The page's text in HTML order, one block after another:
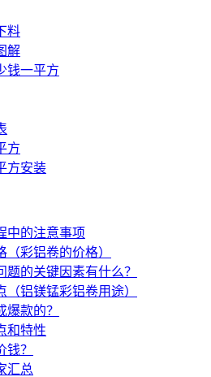
料
解
钱一平方
方
方安装
中的注意事项
彩铝卷的价格）
的关键因素有什么？
铝镁锰彩铝卷用途）
款的？
和特性
？
汇总